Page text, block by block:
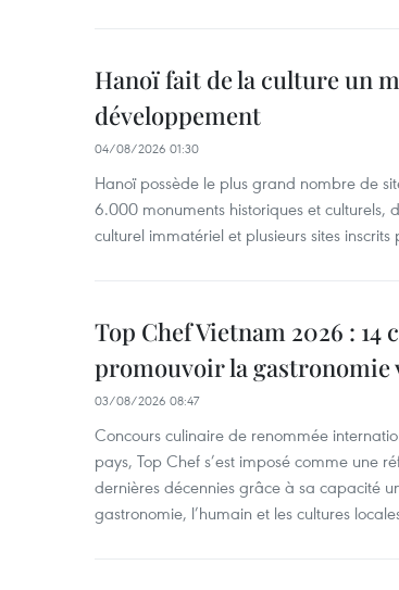
Hanoï fait de la culture un
développement
04/08/2026 01:30
Hanoï possède le plus grand nombre de
6.000 monuments historiques et culturels,
culturel immatériel et plusieurs sites inscrits
Top Chef Vietnam 2026 : 14
promouvoir la gastronomie
03/08/2026 08:47
Concours culinaire de renommée
pays, Top Chef s’est imposé comme une
dernières décennies grâce à sa capacité
gastronomie, l’humain et les cultures